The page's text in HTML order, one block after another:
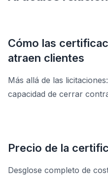
Cómo las
atraen clientes
Más allá de las
capacidad de cerrar
Precio de la
Desglose completo de